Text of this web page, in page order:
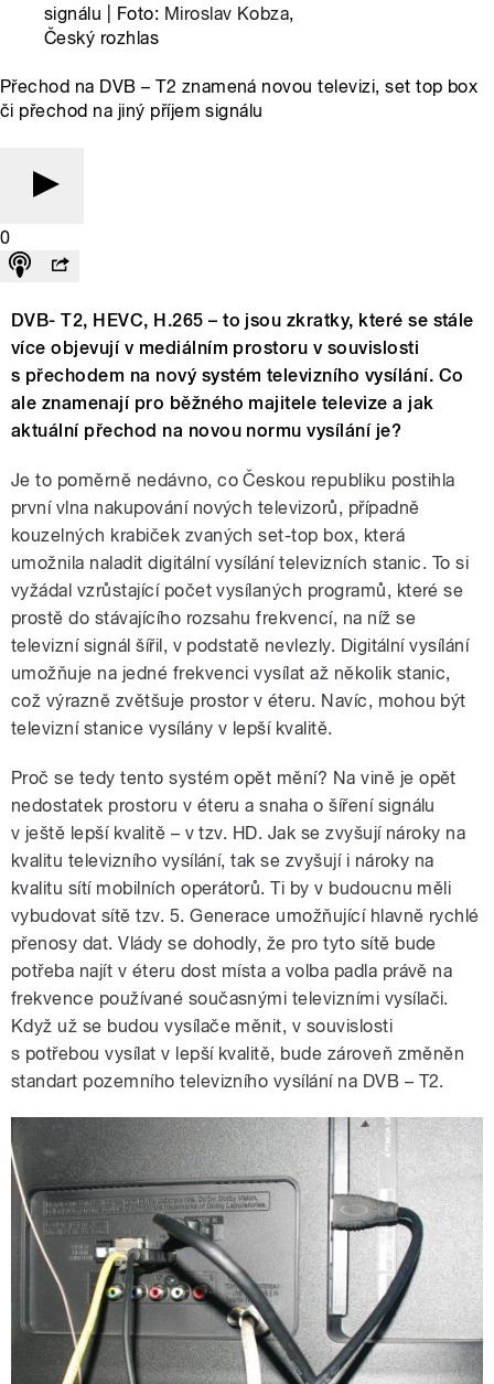
signálu | Foto: Miroslav Kobza,
Český rozhlas
Přechod na DVB – T2 znamená novou televizi, set top box
či přechod na jiný příjem signálu
0
DVB- T2, HEVC, H.265 – to jsou zkratky, které se stále
více objevují v mediálním prostoru v souvislosti
s přechodem na nový systém televizního vysílání. Co
ale znamenají pro běžného majitele televize a jak
aktuální přechod na novou normu vysílání je?
Je to poměrně nedávno, co Českou republiku postihla
první vlna nakupování nových televizorů, případně
kouzelných krabiček zvaných set-top box, která
umožnila naladit digitální vysílání televizních stanic. To si
vyžádal vzrůstající počet vysílaných programů, které se
prostě do stávajícího rozsahu frekvencí, na níž se
televizní signál šířil, v podstatě nevlezly. Digitální vysílání
umožňuje na jedné frekvenci vysílat až několik stanic,
což výrazně zvětšuje prostor v éteru. Navíc, mohou být
televizní stanice vysílány v lepší kvalitě.
Proč se tedy tento systém opět mění? Na vině je opět
nedostatek prostoru v éteru a snaha o šíření signálu
v ještě lepší kvalitě – v tzv. HD. Jak se zvyšují nároky na
kvalitu televizního vysílání, tak se zvyšují i nároky na
kvalitu sítí mobilních operátorů. Ti by v budoucnu měli
vybudovat sítě tzv. 5. Generace umožňující hlavně rychlé
přenosy dat. Vlády se dohodly, že pro tyto sítě bude
potřeba najít v éteru dost místa a volba padla právě na
frekvence používané současnými televizními vysílači.
Když už se budou vysílače měnit, v souvislosti
s potřebou vysílat v lepší kvalitě, bude zároveň změněn
standart pozemního televizního vysílání na DVB – T2.